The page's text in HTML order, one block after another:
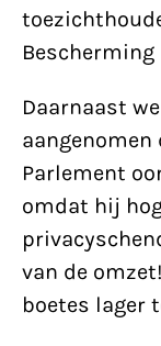
Bescherming
Daarnaast
aangenomen
Parlement
omdat hij
van de
boetes lager